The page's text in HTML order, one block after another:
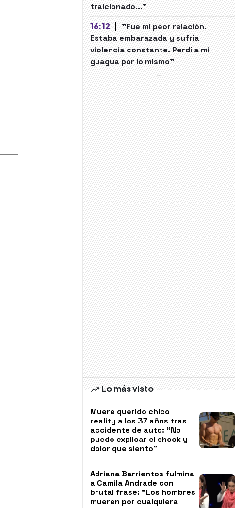
traicionado..."
16:12 | "Fue mi peor relación.
Estaba embarazada y sufría
violencia constante. Perdí a mi
guagua por lo mismo"
Lo más visto
Muere querido chico
reality a los 37 años tras
accidente de auto: "No
puedo explicar el shock y
dolor que siento"
Adriana Barrientos fulmina
a Camila Andrade con
brutal frase: "Los hombres
mueren por cualquiera